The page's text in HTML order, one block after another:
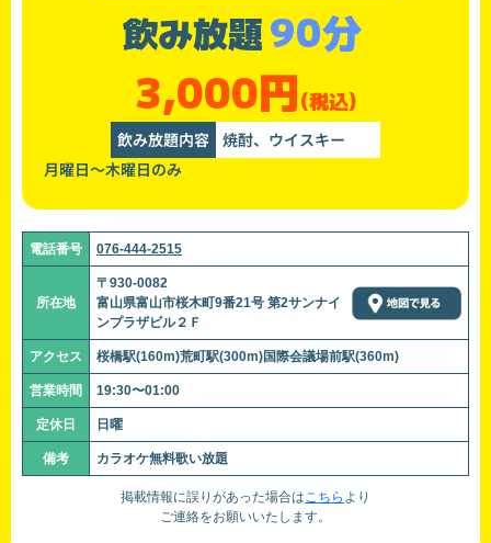
飲み放題90分
3,000円(税込)
飲み放題内容 焼酎、ウイスキー
月曜日～木曜日のみ
電話番号 076-444-2515
所在地
〒930-0082
富山県富山市桜木町9番21号 第2サンナイ
ンプラザビル２Ｆ
アクセス 桜橋駅(160m)荒町駅(300m)国際会議場前駅(360m)
営業時間 19:30〜01:00
定休日 日曜
備考 カラオケ無料歌い放題
掲載情報に誤りがあった場合はこちら より
ご連絡をお願いいたします。